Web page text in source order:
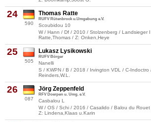
24
590
Thomas Ratte
RUFV Rütenbrock u.Umgebung e.V.
Scoubidou 10
W / Hann / Df / 2010 / Stolzenberg / Landsieger
Ratte,Thomas / Z: Onken,Heye
25
505
Lukasz Lysikowski
RUFV Börger
Nanelli
S / KWPN / B / 2018 / Irvington VDL / C-Indoctro
Reinders,W.L.
26
087
Jörg Zeppenfeld
RFV Doerpen u. Umg. e.V.
Casbalou L
W / OS / Schi / 2016 / Casalido / Balou du
Z: Lindena,Klaas u.Karin